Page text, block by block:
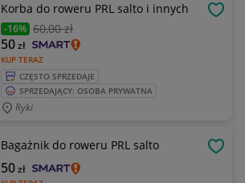
Korba do roweru PRL salto i innych
-16% 60,00 zł
KUP TERAZ
50zł
CZĘSTO SPRZEDAJE
SPRZEDAJĄCY: OSOBA PRYWATNA
Ryki
Bagażnik do roweru PRL salto
50zł